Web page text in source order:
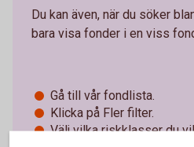
Du kan även, när du söker
bara visa fonder i en viss
Gå till vår fondlista.
Klicka på Fler filter.
Välj vilka riskklasser du